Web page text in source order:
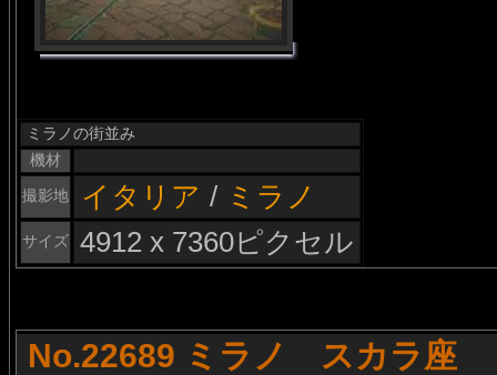
ミラノの街並み
機材
撮影地
イタリア / ミラノ
サイズ 4912 x 7360ピクセル
No.22689 ミラノ スカラ座